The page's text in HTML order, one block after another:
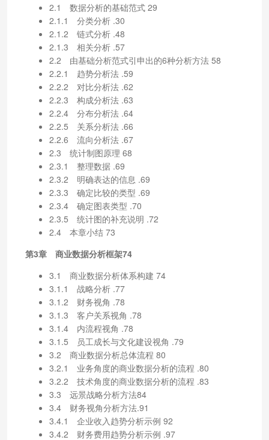
2.1 数据分析的基础范式 29
2.1.1 分类分析 .30
2.1.2 链式分析 .48
2.1.3 相关分析 .57
2.2 由基础分析范式引申出的6种分析方法 58
2.2.1 趋势分析法 .59
2.2.2 对比分析法 .62
2.2.3 构成分析法 .63
2.2.4 分布分析法 .64
2.2.5 关系分析法 .66
2.2.6 流向分析法 .67
2.3 统计制图原理 68
2.3.1 整理数据 .69
2.3.2 明确表达的信息 .69
2.3.3 确定比较的类型 .69
2.3.4 确定图表类型 .70
2.3.5 统计图的补充说明 .72
2.4 本章小结 73
第3章 商业数据分析框架74
3.1 商业数据分析体系构建 74
3.1.1 战略分析 .77
3.1.2 财务视角 .78
3.1.3 客户关系视角 .78
3.1.4 内流程视角 .78
3.1.5 员工成长与文化建设视角 .79
3.2 商业数据分析总体流程 80
3.2.1 业务角度的商业数据分析的流程 .80
3.2.2 技术角度的商业数据分析的流程 .83
3.3 远景战略分析方法84
3.4 财务视角分析方法.91
3.4.1 企业收入趋势分析示例 92
3.4.2 财务费用趋势分析示例 .97